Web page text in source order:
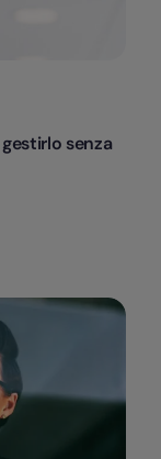
senza